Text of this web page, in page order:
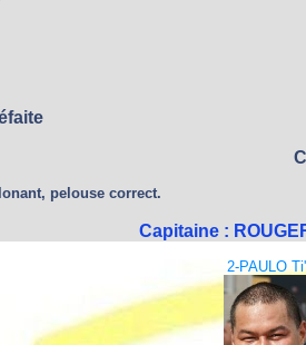
pelouse correct.
Capitaine :
2-PAULO